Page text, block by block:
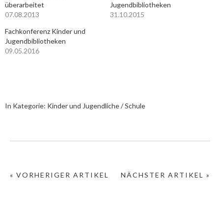
überarbeitet
07.08.2013
Jugendbibliotheken
31.10.2015
Fachkonferenz Kinder und
Jugendbibliotheken
09.05.2016
In Kategorie: Kinder und Jugendliche / Schule
NÄCHSTER ARTIKEL »
« VORHERIGER ARTIKEL